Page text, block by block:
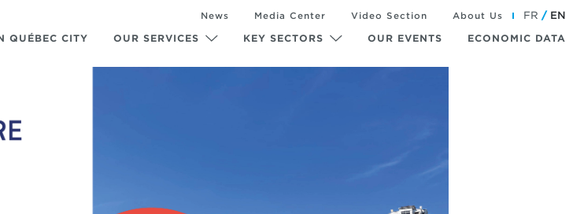
QUÉBEC CITY OUR SERVICES KEY SECTORS OUR EVENTS ECONOMIC DATA
News Media Center Video Section About Us FR EN